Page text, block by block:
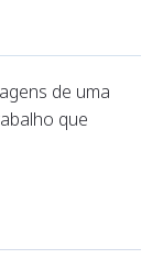
de uma
que